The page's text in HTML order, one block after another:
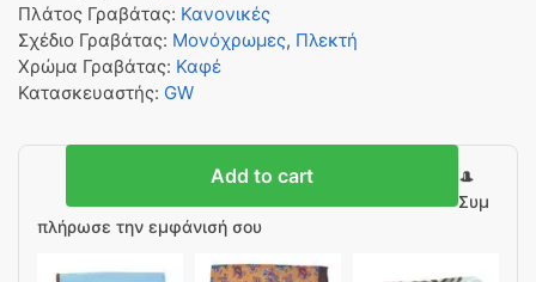
Πλάτος Γραβάτας: Κανονικές
Σχέδιο Γραβάτας: Μονόχρωμες, Πλεκτή
Χρώμα Γραβάτας: Καφέ
Κατασκευαστής: GW
Add to cart
🎩
Συμ
πλήρωσε την εμφάνισή σου